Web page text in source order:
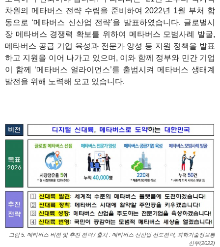
차원의 메타버스 전략 수립을 준비하여 2022년 1월 부처 합
동으로 ‘메타버스 신산업 전략’을 발표하였습니다. 글로벌시
장 메타버스 경쟁력 확보를 위하여 메타버스 모범사례 발굴,
메타버스 공급 기업 육성과 전문가 양성 등 지원 정책을 발표
하고 지원을 이어 나가고 있으며, 이와 함께 정부와 민간 기업
이 함께 ‘메타버스 얼라이언스’를 출범시켜 메타버스 생태계
발전을 위해 노력해 오고 있습니다.
그림 5. 메타버스 비전 및 추진 전략 / 출처 : 메타버스 신산업 선도전략, 과학기술정보통
신부(2022)